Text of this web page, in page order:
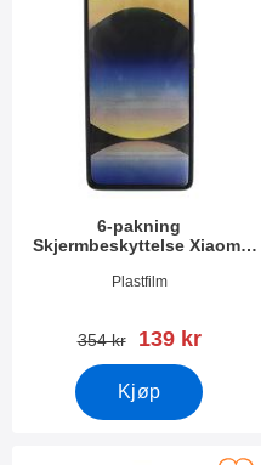
6-pakning
Skjermbeskyttelse Xiaomi
Varenummer 52766
Plastfilm
gammel pris
354 kr ny pris
139 kr
Kjøp